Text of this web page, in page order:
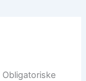
Obligatoriske